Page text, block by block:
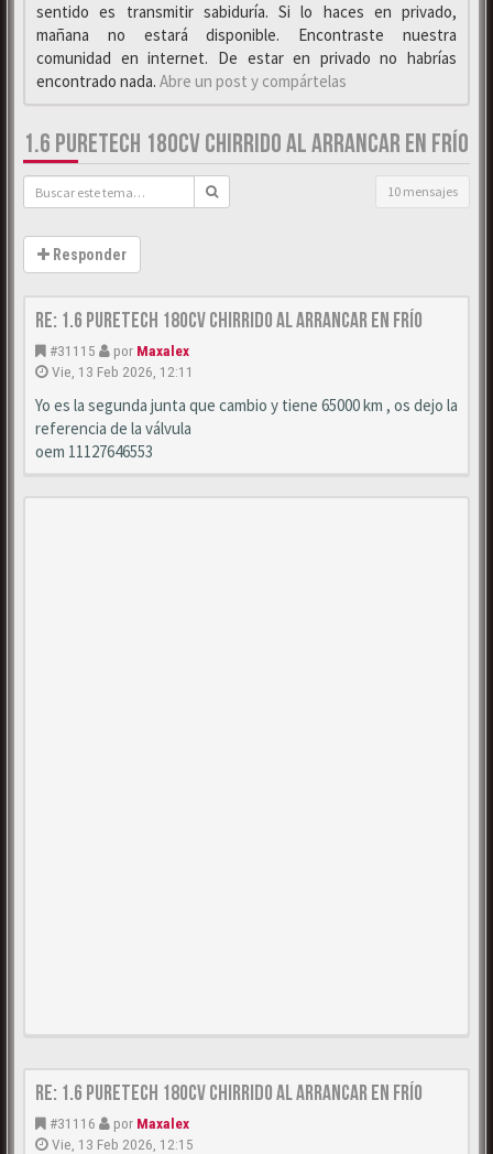
sentido es transmitir sabiduría. Si lo haces en privado,
mañana no estará disponible. Encontraste nuestra
comunidad en internet. De estar en privado no habrías
encontrado nada. Abre un post y compártelas
1.6 PURETECH 180CV CHIRRIDO AL ARRANCAR EN FRÍO
10 mensajes
Responder
Re: 1.6 puretech 180cv chirrido al arrancar en frío
#31115 por Maxalex
Vie, 13 Feb 2026, 12:11
Yo es la segunda junta que cambio y tiene 65000 km , os dejo la
referencia de la válvula
oem 11127646553
Re: 1.6 puretech 180cv chirrido al arrancar en frío
#31116 por Maxalex
Vie, 13 Feb 2026, 12:15